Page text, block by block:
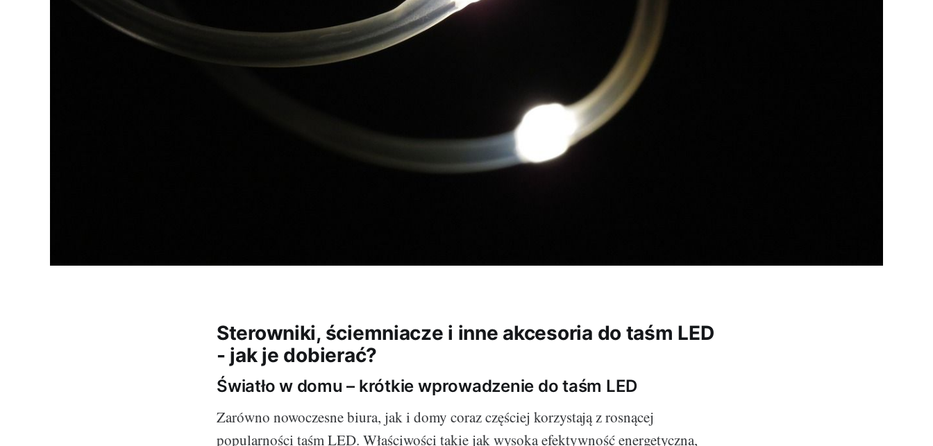
Sterowniki, ściemniacze i inne akcesoria do taśm LED
- jak je dobierać?
Światło w domu – krótkie wprowadzenie do taśm LED
Zarówno nowoczesne biura, jak i domy coraz częściej korzystają z rosnącej
popularności taśm LED. Właściwości takie jak wysoka efektywność energetyczna,